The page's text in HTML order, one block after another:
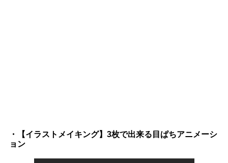
・【イラストメイキング】3枚で出来る目ぱちアニメーシ
ョン